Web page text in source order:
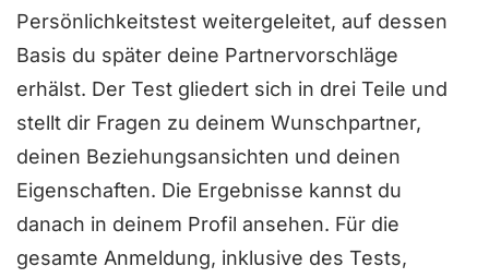
4
.
5
v
o
n
5
Persönlichkeitstest weitergeleitet, auf dessen
Basis du später deine Partnervorschläge
erhälst. Der Test gliedert sich in drei Teile und
stellt dir Fragen zu deinem Wunschpartner,
deinen Beziehungsansichten und deinen
Eigenschaften. Die Ergebnisse kannst du
danach in deinem Profil ansehen. Für die
gesamte Anmeldung, inklusive des Tests,